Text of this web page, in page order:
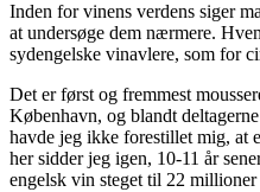
Inden for vinens verdens siger
at undersøge dem nærmere.
sydengelske vinavlere, som for
Det er først og fremmest
København, og blandt
havde jeg ikke forestillet mig, at
her sidder jeg igen, 10-11 år
engelsk vin steget til 22